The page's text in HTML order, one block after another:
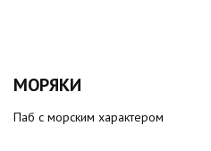
МОРЯКИ
Паб с морским характером